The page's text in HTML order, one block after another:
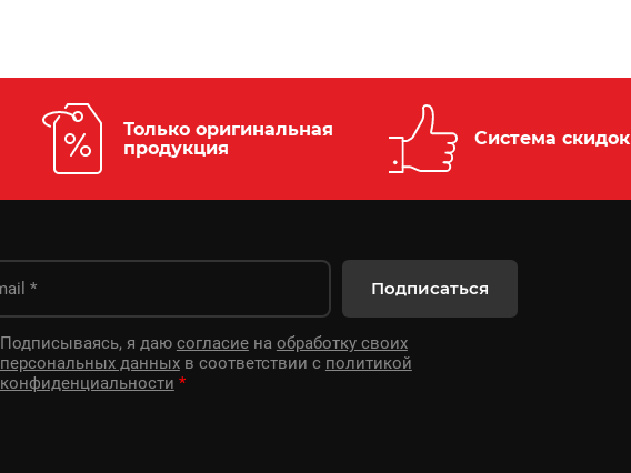
Только оригинальная
продукция
Система скидок
Подписываясь, я даю согласиена обработку своих
персональных данныхв соответствии с политикой
конфиденциальности *
Подписаться